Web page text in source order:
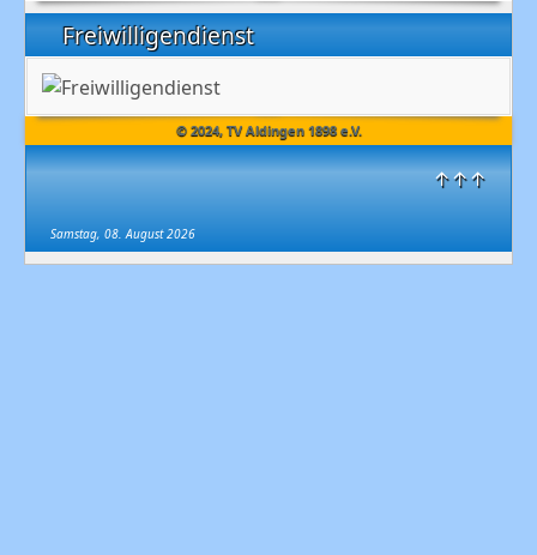
© 2024, TV Aldingen 1898 e.V.
↑↑↑
Samstag, 08. August 2026
Freiwilligendienst